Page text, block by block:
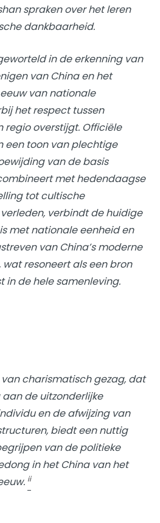
spraken over het leren
dankbaarheid.
in de erkenning van
van China en het
van nationale
het respect tussen
regio overstijgt. Officiële
een toon van plechtige
van de basis
met hedendaagse
tot cultische
verbindt de huidige
met nationale eenheid en
van China’s moderne
resoneert als een bron
in de hele samenleving.
charismatisch gezag, dat
de uitzonderlijke
en de afwijzing van
biedt een nuttig
van de politieke
in het China van het
ii